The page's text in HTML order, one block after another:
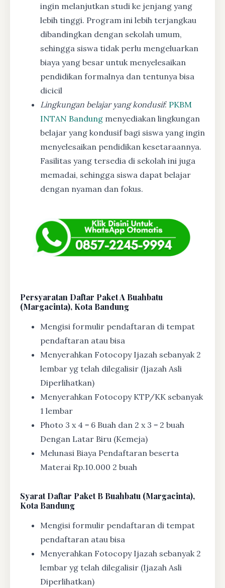
ingin melanjutkan studi ke jenjang yang
lebih tinggi. Program ini lebih terjangkau
dibandingkan dengan sekolah umum,
sehingga siswa tidak perlu mengeluarkan
biaya yang besar untuk menyelesaikan
pendidikan formalnya dan tentunya bisa
dicicil
Lingkungan belajar yang kondusif: PKBM
INTAN Bandung menyediakan lingkungan
belajar yang kondusif bagi siswa yang ingin
menyelesaikan pendidikan kesetaraannya.
Fasilitas yang tersedia di sekolah ini juga
memadai, sehingga siswa dapat belajar
dengan nyaman dan fokus.
Persyaratan Daftar Paket A Buahbatu
(Margacinta), Kota Bandung
Mengisi formulir pendaftaran di tempat
pendaftaran atau bisa
Menyerahkan Fotocopy Ijazah sebanyak 2
lembar yg telah dilegalisir (Ijazah Asli
Diperlihatkan)
Menyerahkan Fotocopy KTP/KK sebanyak
1 lembar
Photo 3 x 4 = 6 Buah dan 2 x 3 = 2 buah
Dengan Latar Biru (Kemeja)
Melunasi Biaya Pendaftaran beserta
Materai Rp.10.000 2 buah
SyaratDaftar Paket B Buahbatu (Margacinta),
Kota Bandung
Mengisi formulir pendaftaran di tempat
pendaftaran atau bisa
Menyerahkan Fotocopy Ijazah sebanyak 2
lembar yg telah dilegalisir (Ijazah Asli
Diperlihatkan)